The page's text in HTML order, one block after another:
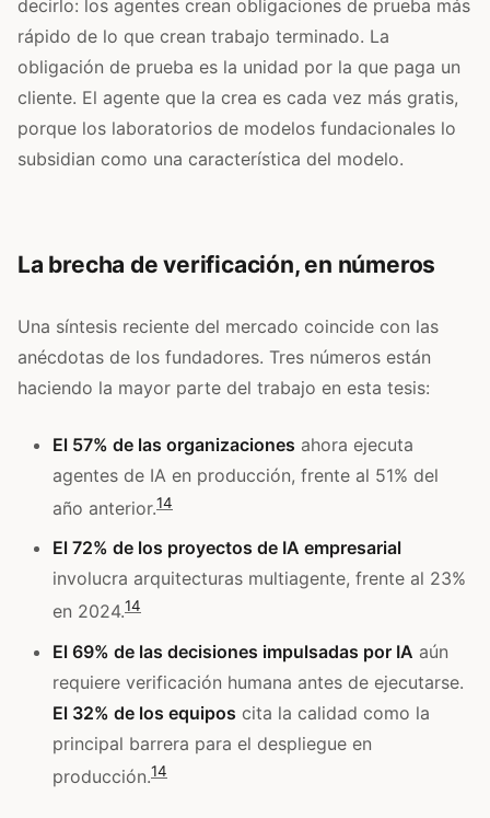
decirlo: los agentes crean obligaciones de prueba más
rápido de lo que crean trabajo terminado. La
obligación de prueba es la unidad por la que paga un
cliente. El agente que la crea es cada vez más gratis,
porque los laboratorios de modelos fundacionales lo
subsidian como una característica del modelo.
La brecha de verificación, en números
Una síntesis reciente del mercado coincide con las
anécdotas de los fundadores. Tres números están
haciendo la mayor parte del trabajo en esta tesis:
El 57% de las organizaciones ahora ejecuta
agentes de IA en producción, frente al 51% del
año anterior.14
El 72% de los proyectos de IA empresarial
involucra arquitecturas multiagente, frente al 23%
en 2024.14
El 69% de las decisiones impulsadas por IA aún
requiere verificación humana antes de ejecutarse.
El 32% de los equipos cita la calidad como la
principal barrera para el despliegue en
producción.14